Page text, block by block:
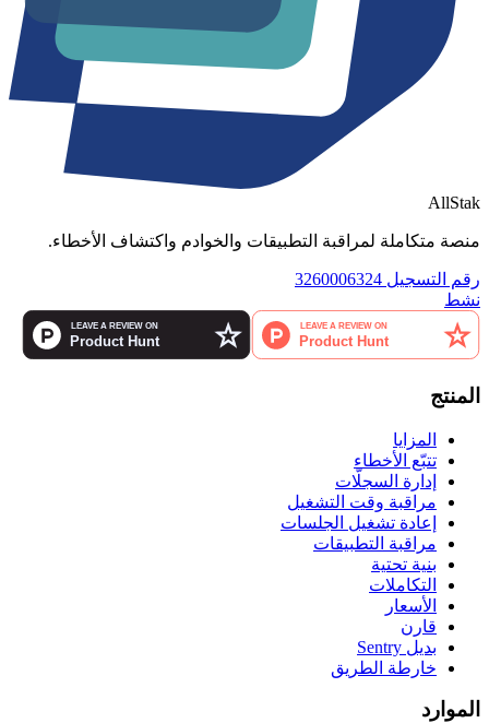
AllStak
منصة متكاملة لمراقبة التطبيقات والخوادم واكتشاف الأخطاء.
رقم التسجيل 3260006324
نشط
المنتج
المزايا
تتبّع الأخطاء
إدارة السجلّات
مراقبة وقت التشغيل
إعادة تشغيل الجلسات
مراقبة التطبيقات
بنية تحتية
التكاملات
الأسعار
قارن
بديل Sentry
خارطة الطريق
الموارد